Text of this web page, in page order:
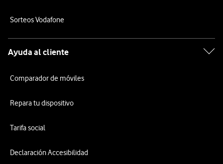
Sorteos Vodafone
Ayuda al cliente
Comparador de móviles
Repara tu dispositivo
Tarifa social
Declaración Accesibilidad